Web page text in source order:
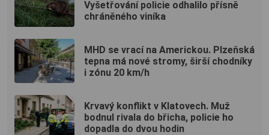
Vyšetřování policie odhalilo přísně
chráněného viníka
MHD se vrací na Americkou. Plzeňská
tepna má nové stromy, širší chodníky
i zónu 20 km/h
Krvavý konflikt v Klatovech. Muž
bodnul rivala do břicha, policie ho
dopadla do dvou hodin